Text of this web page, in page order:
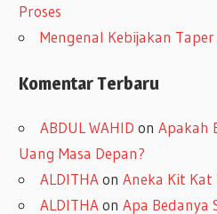
Proses
Mengenal Kebijakan
Komentar Terbaru
ABDUL WAHID onApakah
Uang Masa Depan?
ALDITHAonAneka Kit Kat
ALDITHAonApa Bedanya